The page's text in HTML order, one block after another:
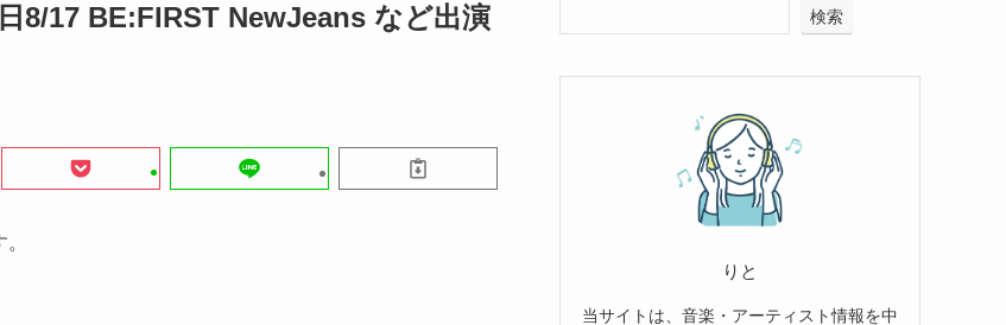
8/17 BE:FIRST NewJeans など出演
検索
りと
当サイトは、音楽・アーティスト情報を中